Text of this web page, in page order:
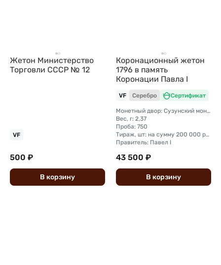
Жетон Министерство
Торговли СССР № 12
VF
500 ₽
В корзину
Коронационный жетон
1796 в память
Коронации Павла I
VF Серебро Сертификат
Монетный двор: Сузунский монетный двор (Сибирь)
Вес, г: 2,37
Проба: 750
Тираж, шт: на сумму 200 000 рублей (сумма 2 копейки + 1 копейка + деньга + полушка).
Правитель: Павел I
43 500 ₽
В корзину